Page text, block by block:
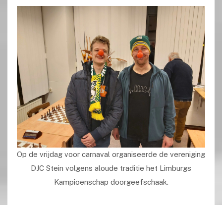
Op de vrijdag voor carnaval organiseerde de vereniging
DJC Stein volgens aloude traditie het Limburgs
Kampioenschap doorgeefschaak.